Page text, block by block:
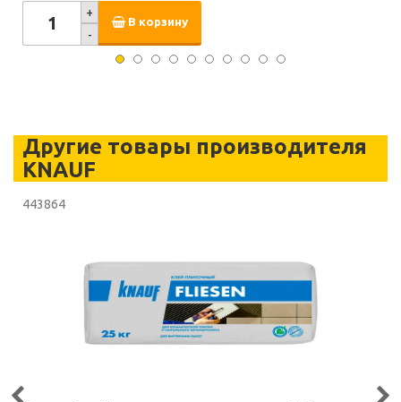
+
-
В корзину
Другие товары производителя
KNAUF
443864